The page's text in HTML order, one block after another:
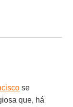
se
que, há